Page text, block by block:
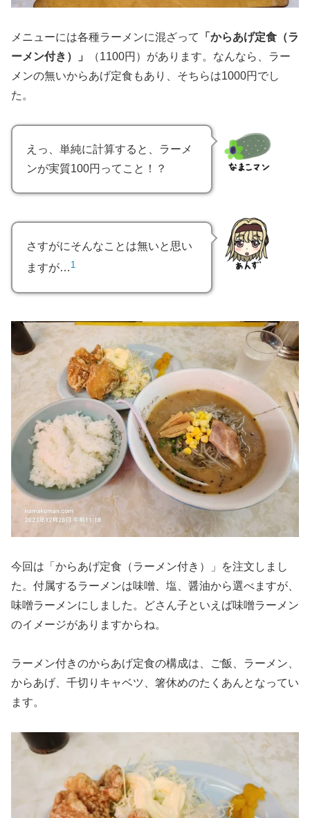
メニューには各種ラーメンに混ざって
「からあげ定食（ラ
ーメン付き）」
（1100円）があります。なんなら、ラー
メンの無いからあげ定食もあり、そちらは1000円でし
た。
えっ、単純に計算すると、ラーメ
ンが実質100円ってこと！？
さすがにそんなことは無いと思い
ますが… 1
今回は「からあげ定食（ラーメン付き）」を注文しまし
た。付属するラーメンは味噌、塩、醤油から選べますが、
味噌ラーメンにしました。どさん子といえば味噌ラーメン
のイメージがありますからね。
ラーメン付きのからあげ定食の構成は、ご飯、ラーメン、
からあげ、千切りキャベツ、箸休めのたくあんとなってい
ます。